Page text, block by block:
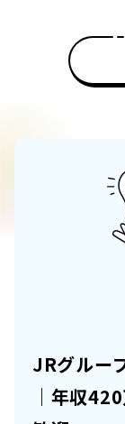
JRグルー
｜年収